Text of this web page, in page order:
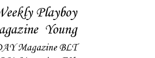
Playboy
Young
Magazine BLT